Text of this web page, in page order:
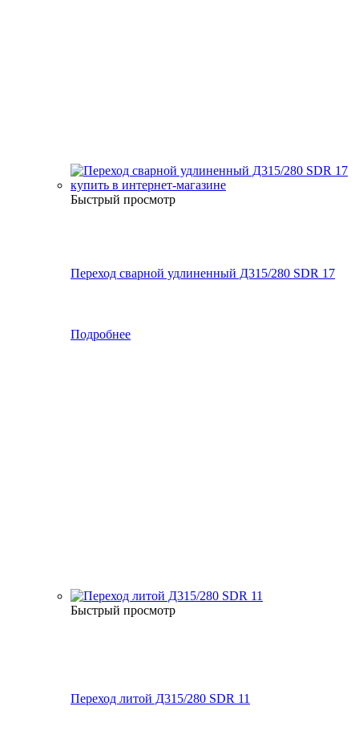
Быстрый просмотр
Переход сварной удлиненный Д315/280 SDR 17
Подробнее
Быстрый просмотр
Переход литой Д315/280 SDR 11